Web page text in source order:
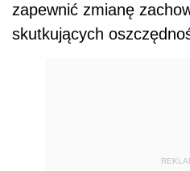
zapewnić zmianę
skutkujących